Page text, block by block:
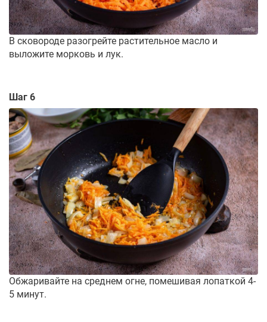
В сковороде разогрейте растительное масло и
выложите морковь и лук.
Шаг 6
Обжаривайте на среднем огне, помешивая лопаткой 4-
5 минут.